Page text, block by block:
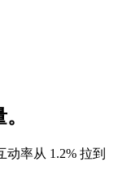
动率从 1.2% 拉到